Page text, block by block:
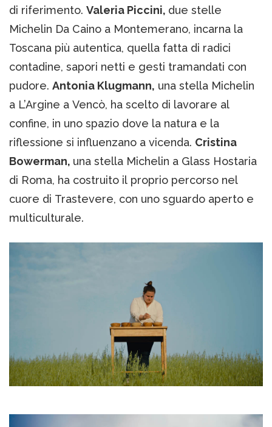
di riferimento. Valeria Piccini, due stelle
Michelin Da Caino a Montemerano, incarna la
Toscana più autentica, quella fatta di radici
contadine, sapori netti e gesti tramandati con
pudore. Antonia Klugmann, una stella Michelin
a L’Argine a Vencò, ha scelto di lavorare al
confine, in uno spazio dove la natura e la
riflessione si influenzano a vicenda. Cristina
Bowerman, una stella Michelin a Glass Hostaria
di Roma, ha costruito il proprio percorso nel
cuore di Trastevere, con uno sguardo aperto e
multiculturale.